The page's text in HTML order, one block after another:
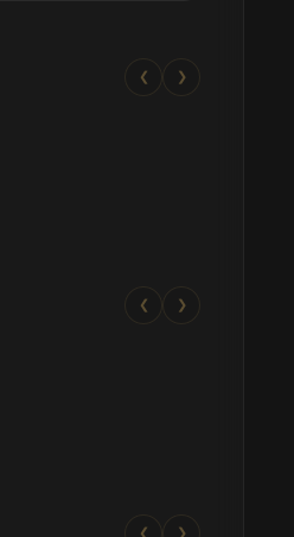
❮ ❯
❮ ❯
❮ ❯